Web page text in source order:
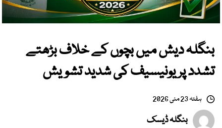
بنگلہ دیش میں بچوں کے خلاف بڑھتے
تشدد پر یونیسیف کی شدید تشویش
ہفتہ 23 مئی 2026
بنگلہ ڈیسک